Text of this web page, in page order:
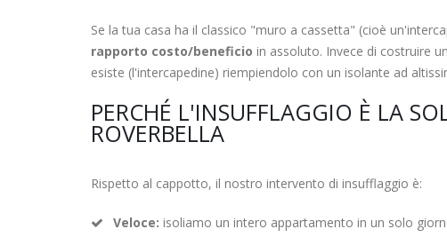
Se la tua casa ha il classico "muro a cassetta" (cioè
rapporto costo/beneficio in assoluto. Invece di costruire
esiste (l'intercapedine) riempiendolo con un isolante ad
PERCHÉ L'INSUFFLAGGIO È LA
ROVERBELLA
Rispetto al cappotto, il nostro intervento di insufflaggio è:
Veloce: isoliamo un intero appartamento in un solo